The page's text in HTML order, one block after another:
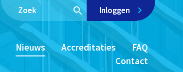
Inloggen
Nieuws Accreditaties
FAQ
Contact